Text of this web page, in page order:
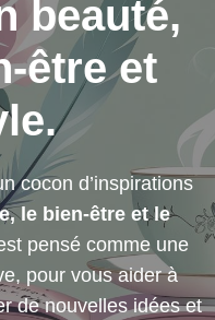
beauté,
être et
cocon d’inspirations
le bien-être et le
pensé comme une
pour vous aider à
de nouvelles idées et